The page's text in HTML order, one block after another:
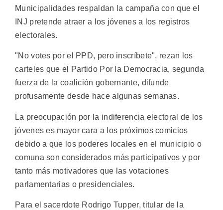
Municipalidades respaldan la campaña con que el
INJ pretende atraer a los jóvenes a los registros
electorales.
"No votes por el PPD, pero inscríbete", rezan los
carteles que el Partido Por la Democracia, segunda
fuerza de la coalición gobernante, difunde
profusamente desde hace algunas semanas.
La preocupación por la indiferencia electoral de los
jóvenes es mayor cara a los próximos comicios
debido a que los poderes locales en el municipio o
comuna son considerados más participativos y por
tanto más motivadores que las votaciones
parlamentarias o presidenciales.
Para el sacerdote Rodrigo Tupper, titular de la